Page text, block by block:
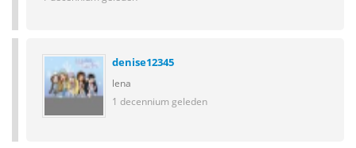
denise12345
lena
1 decennium geleden